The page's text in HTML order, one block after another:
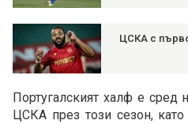
ЦСКА с
Португалският халф е сред
ЦСКА през този сезон,